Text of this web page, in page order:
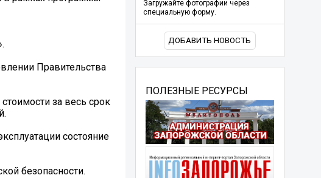
Правительства
за весь срок
состояние
безопасности.
Загружайте фотографии через
специальную форму.
ДОБАВИТЬ НОВОСТЬ
ПОЛЕЗНЫЕ РЕСУРСЫ